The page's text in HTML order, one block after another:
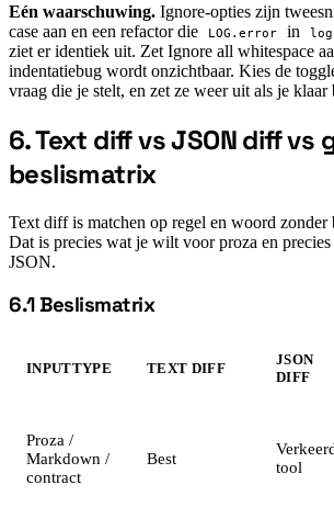
Eén waarschuwing. Ignore-opties zijn
case aan en een refactor die
LOG.error in
ziet er identiek uit. Zet Ignore all whitespace
indentatiebug wordt onzichtbaar. Kies de
vraag die je stelt, en zet ze weer uit als je klaar
#
6. Text diff vs JSON diff vs
beslismatrix
Text diff is matchen op regel en woord zonder
Dat is precies wat je wilt voor proza en
JSON.
#
6.1 Beslismatrix
INPUTTYPE TEXT DIFF
JSON
DIFF
Proza /
Markdown /
contract
Best
tool